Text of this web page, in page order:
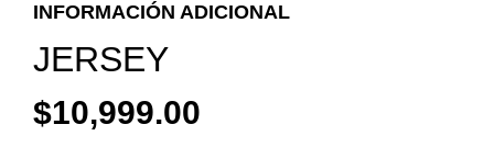
INFORMACIÓN ADICIONAL
JERSEY
$10,999.00